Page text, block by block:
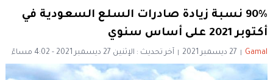
90% نسبة زيادة صادرات السلع السعودية في
أكتوبر 2021 على أساس سنوي
Gamal 27 ديسمبر 2021 آخر تحديث : الإثنين 27 ديسمبر 2021 - 4:02 مساءً